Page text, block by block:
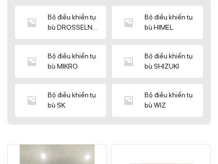
Bộ điều khiển tụ
bù DROSSELN
Bộ điều khiển tụ
bù HIMEL
Bộ điều khiển tụ
bù MIKRO
Bộ điều khiển tụ
bù SHIZUKI
Bộ điều khiển tụ
bù SK
Bộ điều khiển tụ
bù WIZ